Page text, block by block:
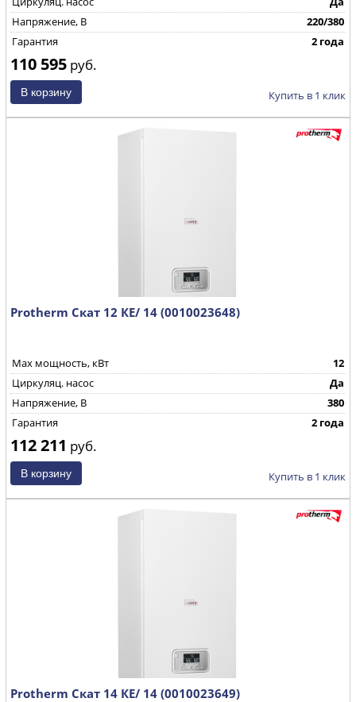
Напряжение, В
220/380
Гарантия
2 года
110 595 руб.
Купить в 1 клик
Protherm Скат 12 КE/ 14 (0010023648)
Max мощность, кВт
12
Циркуляц. насос
Да
Напряжение, В
380
Гарантия
2 года
112 211 руб.
Купить в 1 клик
Protherm Скат 14 КE/ 14 (0010023649)